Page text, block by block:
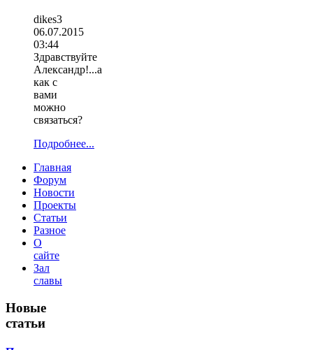
dikes3
06.07.2015
03:44
Здравствуйте
Александр!...а
как с
вами
можно
связаться?
Подробнее...
Главная
Форум
Новости
Проекты
Статьи
Разное
О
сайте
Зал
славы
Новые
статьи